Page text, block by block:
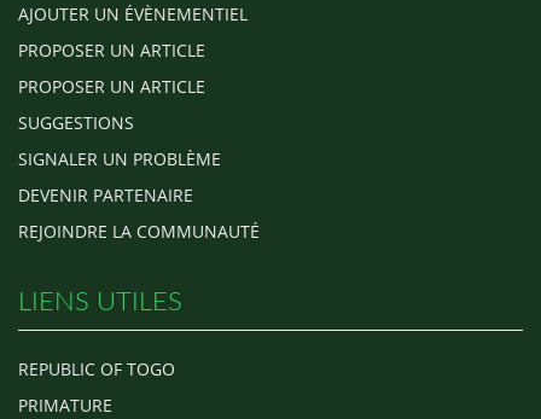
AJOUTER UN ÉVÈNEMENTIEL
PROPOSER UN ARTICLE
PROPOSER UN ARTICLE
SUGGESTIONS
SIGNALER UN PROBLÈME
DEVENIR PARTENAIRE
REJOINDRE LA COMMUNAUTÉ
LIENS UTILES
REPUBLIC OF TOGO
PRIMATURE